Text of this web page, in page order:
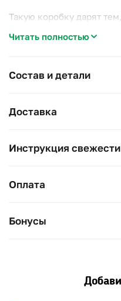
Такую коробку дарят
Розы в губке с водой:
Читать полностью
Состав и детали
Доставка
Инструкция свежести
Оплата
Бонусы